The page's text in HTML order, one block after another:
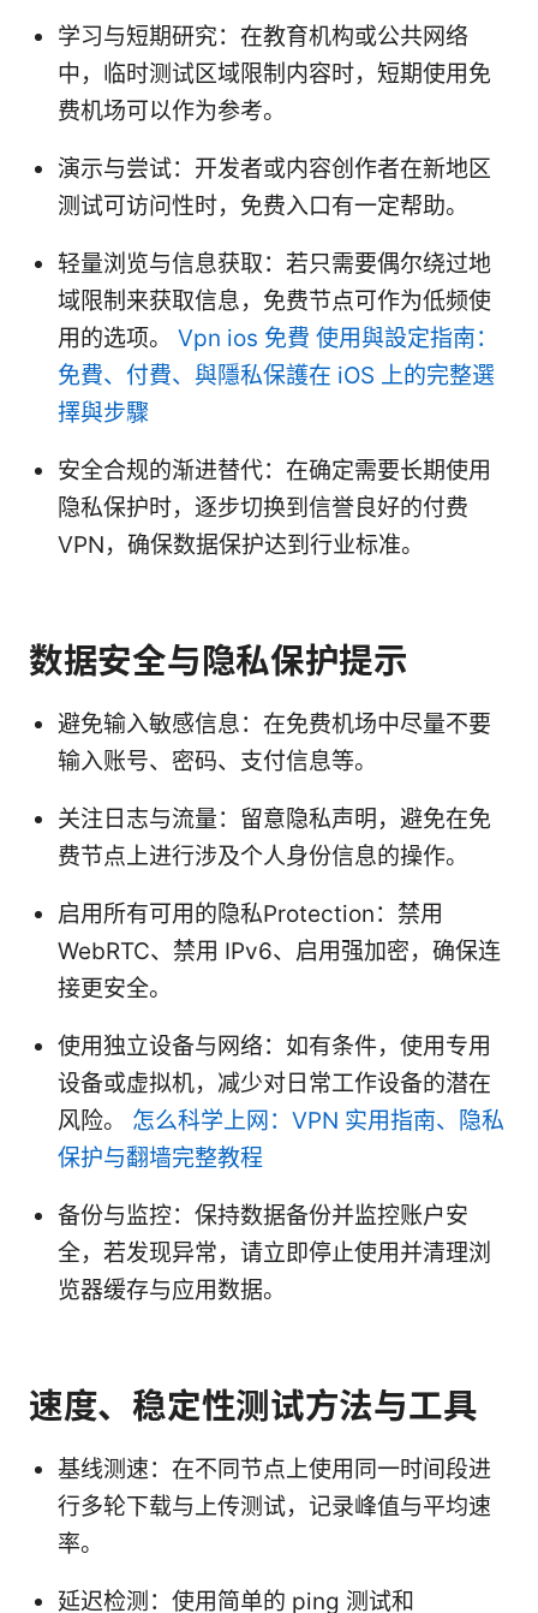
学习与短期研究：在教育机构或公共网络
中，临时测试区域限制内容时，短期使用免
费机场可以作为参考。
演示与尝试：开发者或内容创作者在新地区
测试可访问性时，免费入口有一定帮助。
轻量浏览与信息获取：若只需要偶尔绕过地
域限制来获取信息，免费节点可作为低频使
用的选项。 Vpn ios 免費 使用與設定指南：
免費、付費、與隱私保護在 iOS 上的完整選
擇與步驟
安全合规的渐进替代：在确定需要长期使用
隐私保护时，逐步切换到信誉良好的付费
VPN，确保数据保护达到行业标准。
数据安全与隐私保护提示
避免输入敏感信息：在免费机场中尽量不要
输入账号、密码、支付信息等。
关注日志与流量：留意隐私声明，避免在免
费节点上进行涉及个人身份信息的操作。
启用所有可用的隐私Protection：禁用
WebRTC、禁用 IPv6、启用强加密，确保连
接更安全。
使用独立设备与网络：如有条件，使用专用
设备或虚拟机，减少对日常工作设备的潜在
风险。 怎么科学上网：VPN 实用指南、隐私
保护与翻墙完整教程
备份与监控：保持数据备份并监控账户安
全，若发现异常，请立即停止使用并清理浏
览器缓存与应用数据。
速度、稳定性测试方法与工具
基线测速：在不同节点上使用同一时间段进
行多轮下载与上传测试，记录峰值与平均速
率。
延迟检测：使用简单的 ping 测试和